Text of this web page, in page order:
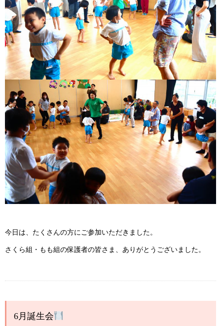
今日は、たくさんの方にご参加いただきました。
さくら組・もも組の保護者の皆さま、ありがとうございました。
6月誕生会